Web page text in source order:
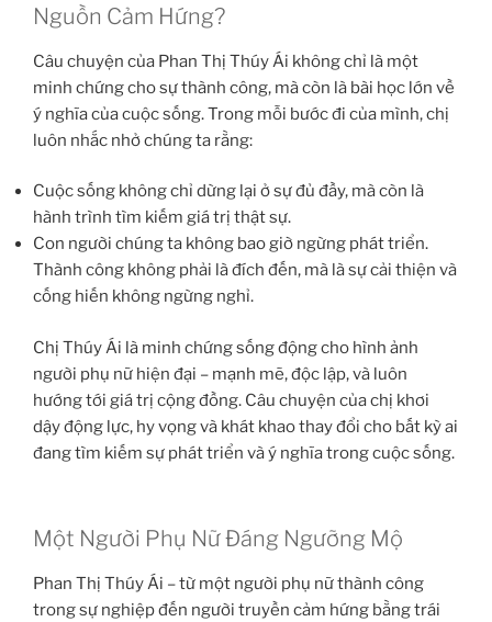
Nguồn Cảm Hứng?
Câu chuyện của Phan Thị Thúy Ái không chỉ là một
minh chứng cho sự thành công, mà còn là bài học lớn về
ý nghĩa của cuộc sống. Trong mỗi bước đi của mình, chị
luôn nhắc nhở chúng ta rằng:
Cuộc sống không chỉ dừng lại ở sự đủ đầy, mà còn là
hành trình tìm kiếm giá trị thật sự.
Con người chúng ta không bao giờ ngừng phát triển.
Thành công không phải là đích đến, mà là sự cải thiện và
cống hiến không ngừng nghỉ.
Chị Thúy Ái là minh chứng sống động cho hình ảnh
người phụ nữ hiện đại – mạnh mẽ, độc lập, và luôn
hướng tới giá trị cộng đồng. Câu chuyện của chị khơi
dậy động lực, hy vọng và khát khao thay đổi cho bất kỳ ai
đang tìm kiếm sự phát triển và ý nghĩa trong cuộc sống.
Một Người Phụ Nữ Đáng Ngưỡng Mộ
Phan Thị Thúy Ái – từ một người phụ nữ thành công
trong sự nghiệp đến người truyền cảm hứng bằng trái